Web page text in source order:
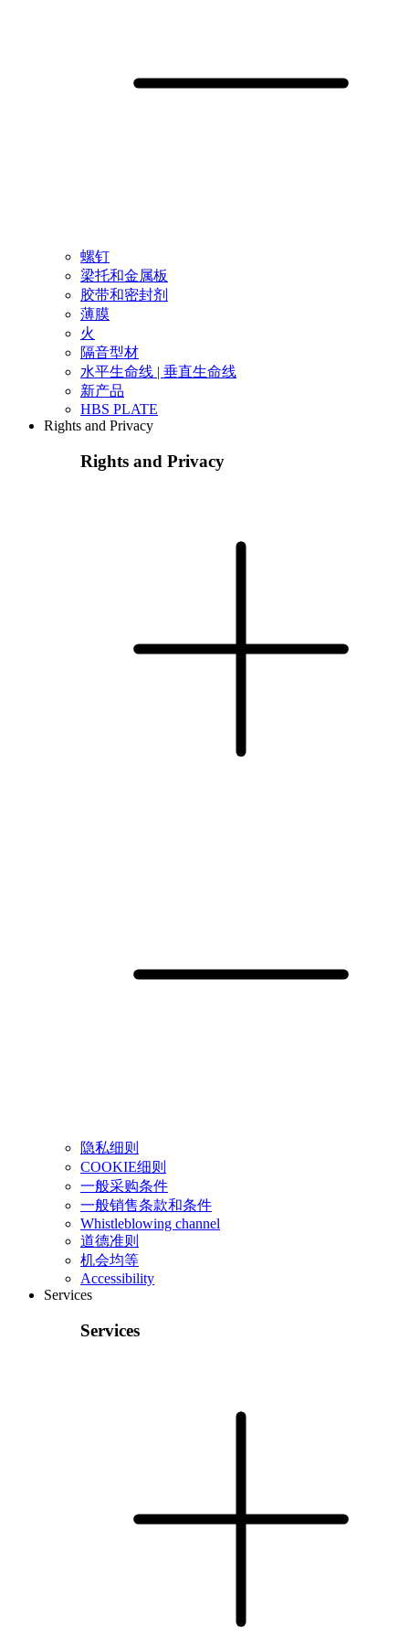
螺钉
梁托和金属板
胶带和密封剂
薄膜
火
隔音型材
水平生命线 | 垂直生命线
新产品
HBS PLATE
Rights and Privacy
Rights and Privacy
隐私细则
COOKIE细则
一般采购条件
一般销售条款和条件
Whistleblowing channel
道德准则
机会均等
Accessibility
Services
Services